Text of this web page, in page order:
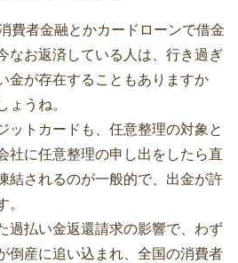
費者金融とかカードローンで借金
なお返済している人は、行き過ぎ
金が存在することもありますか
ょうね。
ットカードも、任意整理の対象と
社に任意整理の申し出をしたら直
結されるのが一般的で、出金が許
。
過払い金返還請求の影響で、わず
倒産に追い込まれ、全国の消費者